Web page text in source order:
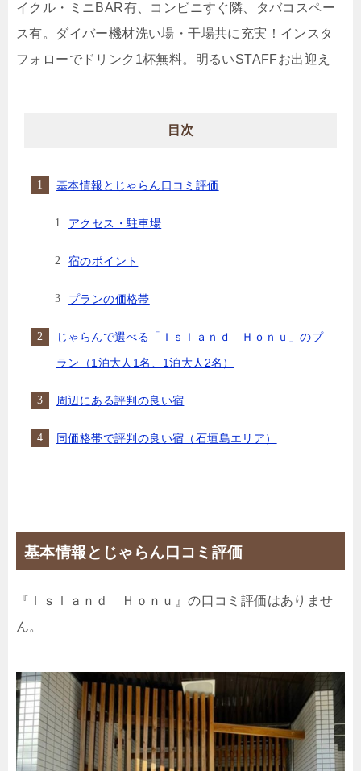
イクル・ミニBAR有、コンビニすぐ隣、タバコスペー
ス有。ダイバー機材洗い場・干場共に充実！インスタ
フォローでドリンク1杯無料。明るいSTAFFお出迎え
目次
基本情報とじゃらん口コミ評価
アクセス・駐車場
宿のポイント
プランの価格帯
じゃらんで選べる「Ｉｓｌａｎｄ Ｈｏｎｕ」のプ
ラン（1泊大人1名、1泊大人2名）
周辺にある評判の良い宿
同価格帯で評判の良い宿（石垣島エリア）
基本情報とじゃらん口コミ評価
『Ｉｓｌａｎｄ Ｈｏｎｕ』の口コミ評価はありませ
ん。